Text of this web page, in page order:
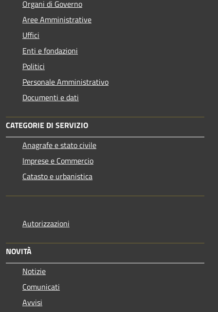
Organi di Governo
Aree Amministrative
Uffici
Enti e fondazioni
Politici
Personale Amministrativo
Documenti e dati
CATEGORIE DI SERVIZIO
Anagrafe e stato civile
Imprese e Commercio
Catasto e urbanistica
Autorizzazioni
NOVITÀ
Notizie
Comunicati
Avvisi